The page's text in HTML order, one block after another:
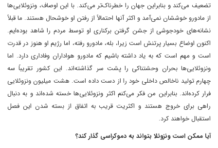
تضعیف می‌کند و بنابراین جهان را خطرناک‌تر می‌کند. با این اوصاف، ونزوئلایی‌ها
از مادورو خوششان نمی‌آمد و اکثر آنها احتمالاً از رفتن او خوشحال هستند. ما قبلاً
نشانه‌های خودجوشی از جشن گرفتن برکناری او توسط مردم را شاهد بوده‌ایم.
اکنون اوضاع بسیار پرتنش است زیرا، بله، مادورو رفته، اما رژیم او هنوز در قدرت
است و مهم است که به یاد داشته باشیم که مادورو هواداران وفاداری دارد. اما
ونزوئلایی‌ها بحران وحشتناکی را پشت سر گذاشته‌اند. این کشور تقریباً سه
چهارم تولید ناخالص داخلی خود را از دست داده است. هشت میلیون ونزوئلایی
فرار کرده‌اند. بنابراین من فکر می‌کنم اکثر ونزوئلایی‌ها خسته شده‌اند و به دنبال
راهی برای خروج هستند و اکثریت قریب به اتفاق از بسته شدن این فصل
استقبال خواهند کرد.
آیا ممکن است ونزوئلا بتواند به دموکراسی گذار کند؟